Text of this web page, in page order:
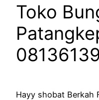
Toko
Hayy shobat Berkah